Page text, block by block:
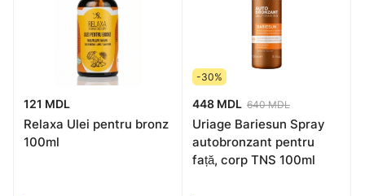
121 MDL
Relaxa Ulei pentru bronz
100ml
-30%
448 MDL 640 MDL
Uriage Bariesun Spray
autobronzant pentru
față, corp TNS 100ml